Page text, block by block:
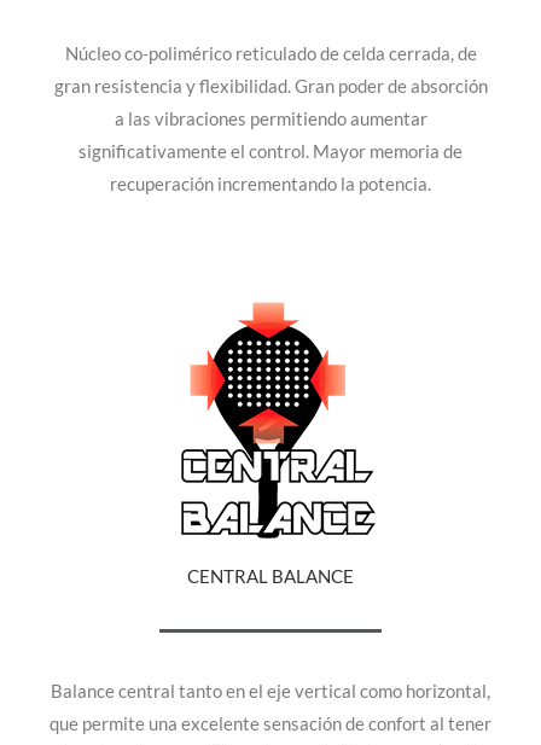
Núcleo co-polimérico reticulado de celda cerrada, de
gran resistencia y flexibilidad. Gran poder de absorción
a las vibraciones permitiendo aumentar
significativamente el control. Mayor memoria de
recuperación incrementando la potencia.
CENTRAL BALANCE
Balance central tanto en el eje vertical como horizontal,
que permite una excelente sensación de confort al tener